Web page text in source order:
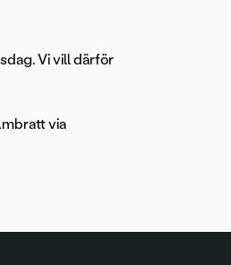
Vi vill därför
via